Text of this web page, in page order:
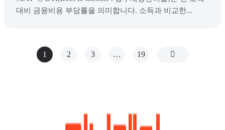
대비 금융비용 부담률을 의미합니다. 소득과 비교한...
1 2 3 … 19